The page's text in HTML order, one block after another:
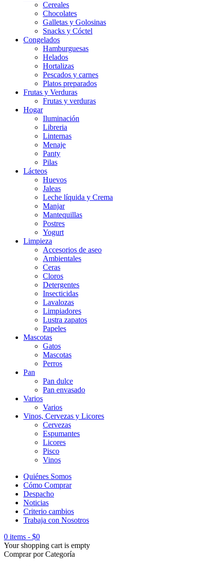
Cereales
Chocolates
Galletas y Golosinas
Snacks y Cóctel
Congelados
Hamburguesas
Helados
Hortalizas
Pescados y carnes
Platos preparados
Frutas y Verduras
Frutas y verduras
Hogar
Iluminación
Libreria
Linternas
Menaje
Panty
Pilas
Lácteos
Huevos
Jaleas
Leche líquida y Crema
Manjar
Mantequillas
Postres
Yogurt
Limpieza
Accesorios de aseo
Ambientales
Ceras
Cloros
Detergentes
Insecticidas
Lavalozas
Limpiadores
Lustra zapatos
Papeles
Mascotas
Gatos
Mascotas
Perros
Pan
Pan dulce
Pan envasado
Varios
Varios
Vinos, Cervezas y Licores
Cervezas
Espumantes
Licores
Pisco
Vinos
Quiénes Somos
Cómo Comprar
Despacho
Noticias
Criterio cambios
Trabaja con Nosotros
0 items - $0
Your shopping cart is empty
Comprar por Categoría